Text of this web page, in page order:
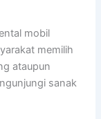
mobil
memilih
ataupun
sanak